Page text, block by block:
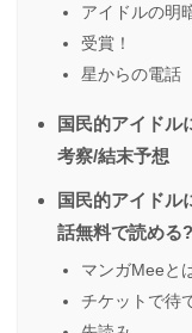
アイドルの明
受賞！
星からの電話
国民的アイドル
考察/結末予想
国民的アイドル
話無料で読める?
マンガMeeと
チケットで待